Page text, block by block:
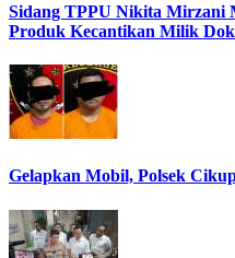
Sidang TPPU Nikita Mirzani
Produk Kecantikan Milik
Gelapkan Mobil, Polsek